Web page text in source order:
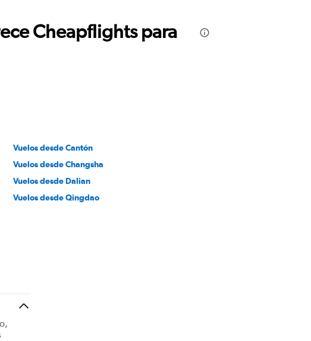
Cheapflights para
Vuelos desde Cantón
Vuelos desde Changsha
Vuelos desde Dalian
Vuelos desde Qingdao